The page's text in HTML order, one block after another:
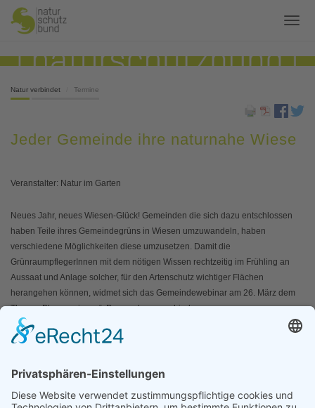
Natur verbindet Termine
Jeder Gemeinde ihre naturnahe Wiese
Veranstalter: Natur im Garten
Neues Jahr, neues Wiesen-Glück! Gemeinden die sich dazu entschlossen
haben Teile ihres Gemeindegrüns in Wiesen umzuwandeln, haben
verschiedene Möglichkeiten diese umzusetzen. Damit die
GrünraumpflegerInnen mit dem nötigen Wissen rechtzeitig im Frühling an
Aussaat und Anlage solcher, für den Artenschutz wichtiger Flächen
herangehen können, widmet sich das Gemeindewebinar am 26. März dem
Thema „Blumenwiesen“. Passend zu verschiedenen
Standortsgegebenheiten und maschineller Ausrüstung der Gemeinde, stellt
„Natur im Garten“ Beraterin Luzia Marchtsteiner verschiedene Methoden vor,